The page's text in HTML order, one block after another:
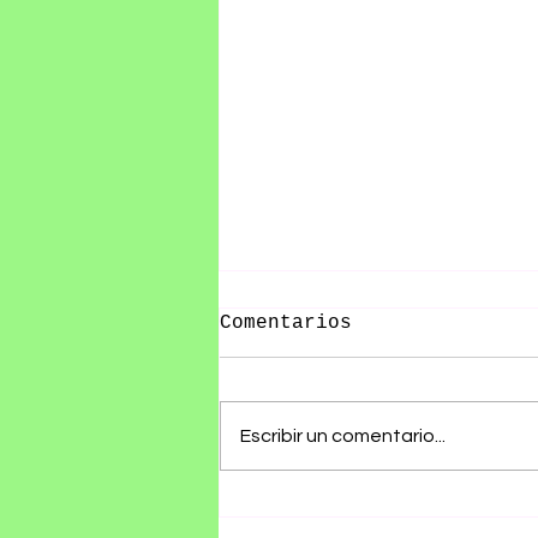
Comentarios
Escribir un comentario...